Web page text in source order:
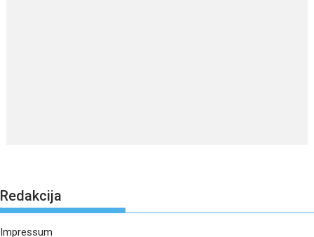
Redakcija
Impressum